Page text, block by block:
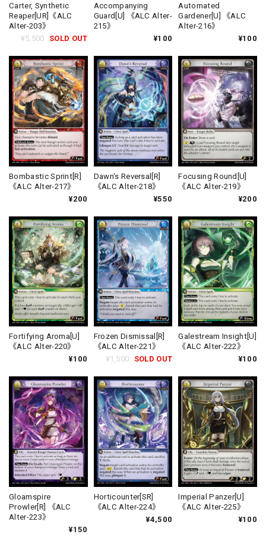
Carter, Synthetic
Reaper[UR]《ALC
Alter-203》
¥5,500
SOLD OUT
Accompanying
Guard[U] 《ALC Alter-
215》
¥100
Automated
Gardener[U] 《ALC
Alter-216》
¥100
Bombastic Sprint[R]
《ALC Alter-217》
¥200
Dawn's Reversal[R]
《ALC Alter-218》
¥550
Focusing Round[U]
《ALC Alter-219》
¥200
Fortifying Aroma[U]
《ALC Alter-220》
¥100
Frozen Dismissal[R]
《ALC Alter-221》
¥1,500
SOLD OUT
Galestream Insight[U]
《ALC Alter-222》
¥100
Gloamspire
Prowler[R] 《ALC
Alter-223》
¥150
Horticounter[SR]
《ALC Alter-224》
¥4,500
Imperial Panzer[U]
《ALC Alter-225》
¥100